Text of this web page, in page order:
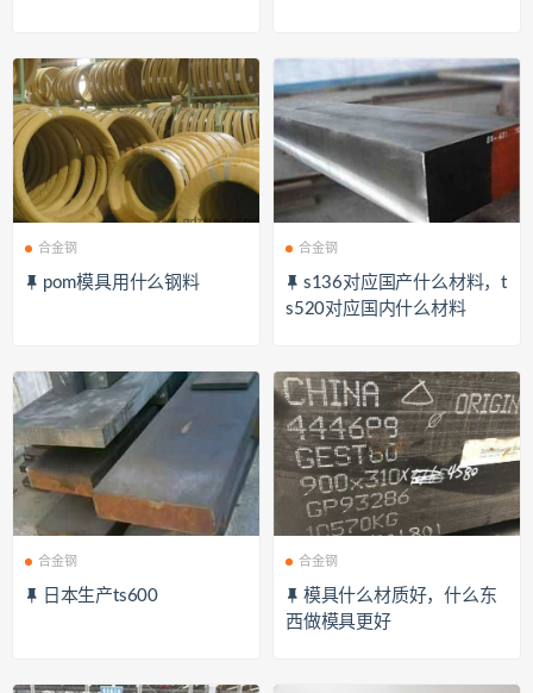
合金钢
pom模具用什么钢料
合金钢
s136对应国产什么材料，t
s520对应国内什么材料
合金钢
日本生产ts600
合金钢
模具什么材质好，什么东
西做模具更好